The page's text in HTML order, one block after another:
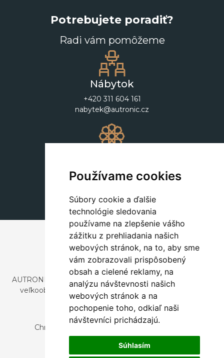
Používame cookies
Súbory cookie a ďalšie
technológie sledovania
používame na zlepšenie vášho
zážitku z prehliadania našich
webových stránok, na to, aby sme
vám zobrazovali prispôsobený
obsah a cielené reklamy, na
analýzu návštevnosti našich
webových stránok a na
pochopenie toho, odkiaľ naši
návštevníci prichádzajú.
Súhlasím
Potrebujete poradiť?
Radi vám pomôžeme
Nábytok
+420 311 604 161
nabytek@autronic.cz
+420 311 604 182
dekorace@autronic.cz
AUTRONIC, s.r.o. je spoločnosť zaoberajúca sa dovozom a
veľkoobchodným predajom dizajnového aj štýlového
nábytku a dekorácií.
Česká republika
Chrustenice 270, 267 12 Loděnice u Berouna
Slovensko
Nová 366, 032 02 Závažná Poruba